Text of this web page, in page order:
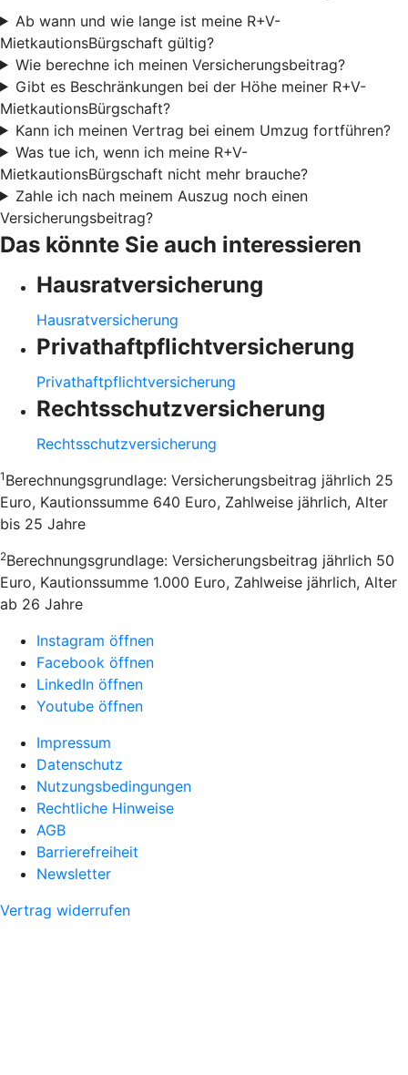
Ab wann und wie lange ist meine R+V-
MietkautionsBürgschaft gültig?
Wie berechne ich meinen Versicherungsbeitrag?
Gibt es Beschränkungen bei der Höhe meiner R+V-
MietkautionsBürgschaft?
Kann ich meinen Vertrag bei einem Umzug fortführen?
Was tue ich, wenn ich meine R+V-
MietkautionsBürgschaft nicht mehr brauche?
Zahle ich nach meinem Auszug noch einen
Versicherungsbeitrag?
Das könnte Sie auch interessieren
Hausratversicherung
Hausratversicherung
Privathaftpflichtversicherung
Privathaftpflichtversicherung
Rechtsschutzversicherung
Rechtsschutzversicherung
1 Berechnungsgrundlage: Versicherungsbeitrag jährlich 25
Euro, Kautionssumme 640 Euro, Zahlweise jährlich, Alter
bis 25 Jahre
2Berechnungsgrundlage: Versicherungsbeitrag jährlich 50
Euro, Kautionssumme 1.000 Euro, Zahlweise jährlich, Alter
ab 26 Jahre
Instagram öffnen
Facebook öffnen
LinkedIn öffnen
Youtube öffnen
Impressum
Datenschutz
Nutzungsbedingungen
Rechtliche Hinweise
AGB
Barrierefreiheit
Newsletter
Vertrag widerrufen